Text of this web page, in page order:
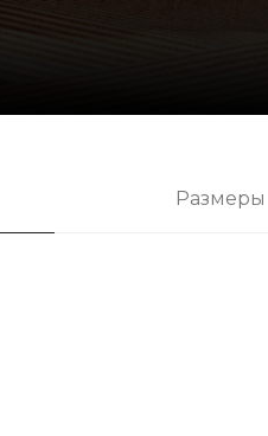
Размеры